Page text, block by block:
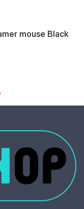
mouse Black